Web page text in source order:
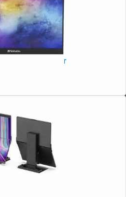
Verbatim PM-14 Full HD Portable Monitor
QHD-